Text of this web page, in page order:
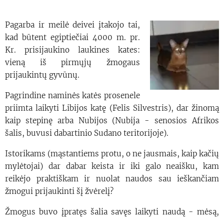
Pagarba ir meilė deivei įtakojo tai,
kad būtent egiptiečiai 4000 m. pr.
Kr. prisijaukino laukines kates:
vieną iš pirmųjų žmogaus
prijaukintų gyvūnų.
Pagrindine naminės katės prosenele
priimta laikyti Libijos katę (Felis Silvestris), dar žinomą
kaip stepinę arba Nubijos (Nubija - senosios Afrikos
šalis, buvusi dabartinio Sudano teritorijoje).
Istorikams (mąstantiems protu, o ne jausmais, kaip kačių
mylėtojai) dar dabar keista ir iki galo neaišku, kam
reikėjo praktiškam ir nuolat naudos sau ieškančiam
žmogui prijaukinti šį žvėrelį?
Žmogus buvo įpratęs šalia savęs laikyti naudą - mėsą,